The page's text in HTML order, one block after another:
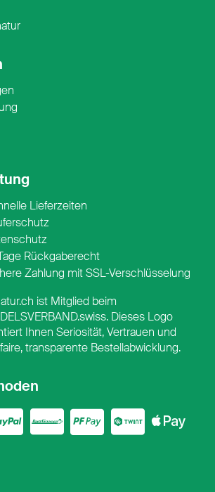
Lieferzeiten
Rückgaberecht
Zahlung mit SSL-Verschlüsselung
PostFinance
Twint
Pay
ist Mitglied beim
Dieses Logo
Ihnen Seriosität, Vertrauen und
transparente Bestellabwicklung.